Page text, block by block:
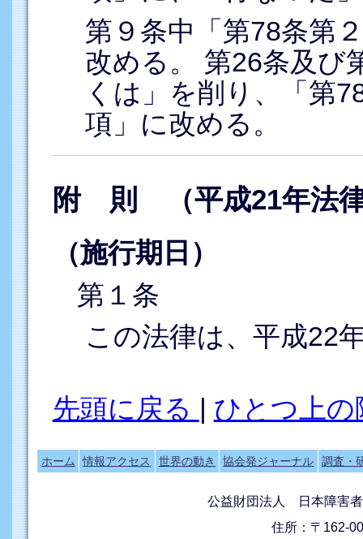
第９条中「第78条第
改める。 第26条及び
くは」を削り、「第
項」に改める。
附 則 （平成21年法
（施行期日）
第１条
この法律は、平成22
先頭に戻る | ひとつ上の
ホーム 情報アクセス 世界の動き 協会発ジャーナル 調査・
公益財団法人 日本障害
住所：〒162-